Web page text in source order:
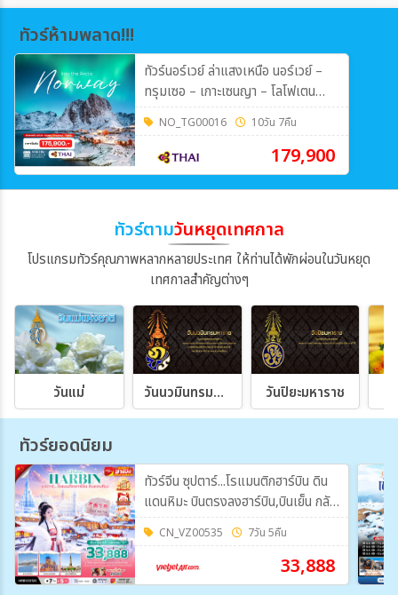
ทัวร์ห้ามพลาด!!!
ทัวร์นอร์เวย์ ล่าแสงเหนือ นอร์เวย์ –
ทรุมเซอ – เกาะเซนญา – โลโฟเตน
10วัน 7คืน (TG)
NO_TG00016 10วัน 7คืน
179,900
ทัวร์ตามวันหยุดเทศกาล
โปรแกรมทัวร์คุณภาพหลากหลายประเทศ ให้ท่านได้พักผ่อนในวันหยุด
เทศกาลสำคัญต่างๆ
วันแม่ วันนวมินทรมหาราช วันปิยะมหาราช
ทัวร์ยอดนิยม
ทัวร์จีน ซุปตาร์...โรแมนติกฮาร์บิน ดิน
แดนหิมะ บินตรงลงฮาร์บิน,บินเย็น กลับ
ดึก 7วัน 5คืน (VZ)
CN_VZ00535 7วัน 5คืน
33,888